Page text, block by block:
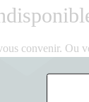
convenir. Ou